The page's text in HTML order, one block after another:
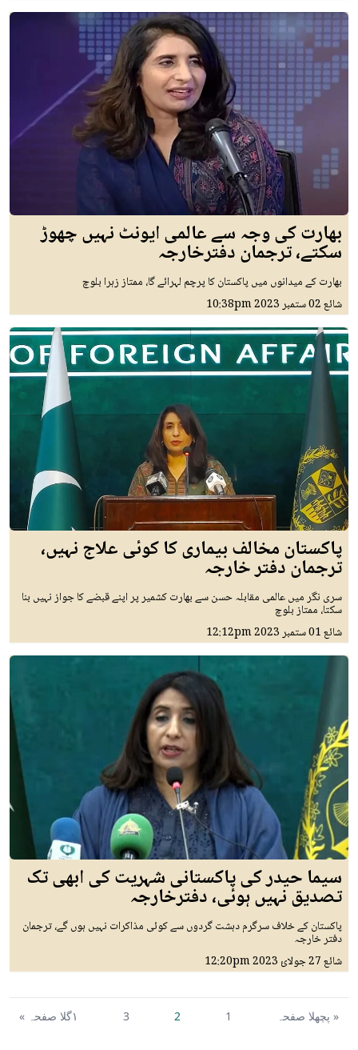
بھارت کی وجہ سے عالمی ایونٹ نہیں چھوڑ
سکتے، ترجمان دفترخارجہ
بھارت کے میدانوں میں پاکستان کا پرچم لہرائے گا، ممتاز زہرا بلوچ
شائع02 ستمبر 2023 10:38pm
پاکستان مخالف بیماری کا کوئی علاج نہیں،
ترجمان دفتر خارجہ
سری نگر میں عالمی مقابلہ حسن سے بھارت کشمیر پر اپنے قبضے کا جواز نہیں بنا
سکتا، ممتاز بلوچ
شائع01 ستمبر 2023 12:12pm
سیما حیدر کی پاکستانی شہریت کی ابھی تک
تصدیق نہیں ہوئی، دفترخارجہ
پاکستان کے خلاف سرگرم دہشت گردوں سے کوئی مذاکرات نہیں ہوں گے، ترجمان
دفتر خارجہ
شائع27 جولائ 2023 12:20pm
« پچھلا صفحہ 1
2
3 ١گلا صفحہ »